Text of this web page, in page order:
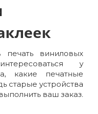
печать виниловых
у
какие печатные
старые устройства
ваш заказ.